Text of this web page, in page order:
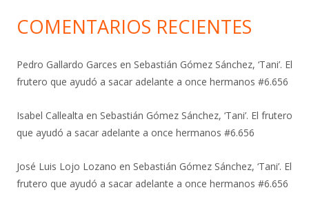
COMENTARIOS RECIENTES
Pedro Gallardo Garces en Sebastián Gómez Sánchez, ‘Tani’. El
frutero que ayudó a sacar adelante a once hermanos #6.656
Isabel Callealta en Sebastián Gómez Sánchez, ‘Tani’. El frutero
que ayudó a sacar adelante a once hermanos #6.656
José Luis Lojo Lozano en Sebastián Gómez Sánchez, ‘Tani’. El
frutero que ayudó a sacar adelante a once hermanos #6.656